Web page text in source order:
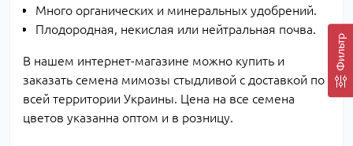
Фильтр
Много органических и минеральных удобрений.
Плодородная, некислая или нейтральная почва.
В нашем интернет-магазине можно купить и
заказать семена мимозы стыдливой с доставкой по
всей территории Украины. Цена на все семена
цветов указанна оптом и в розницу.